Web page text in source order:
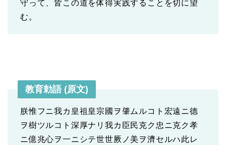
守って、皆この道を体得実践することを切に望
む。
教育勅語 (原文)
朕惟フニ我カ皇祖皇宗國ヲ肇ムルコト宏遠ニ德
ヲ樹ツルコト深厚ナリ我カ臣民克ク忠ニ克ク孝
ニ億兆心ヲ一ニシテ世世厥ノ美ヲ濟セルハ此レ